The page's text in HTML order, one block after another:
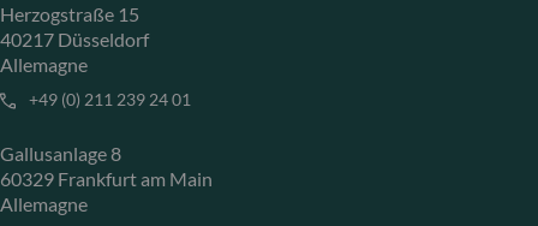
Herzogstraße 15
40217 Düsseldorf
Allemagne
+49 (0) 211 239 24 01
Gallusanlage 8
60329 Frankfurt am Main
Allemagne